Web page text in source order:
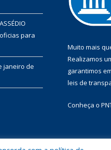
oficias para
janeiro de
Muito mais
Realizamos
garantimos
leis de
Conheça o